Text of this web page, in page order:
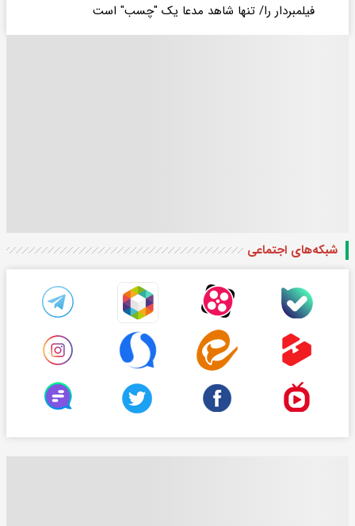
فیلمبردار را/ تنها شاهد مدعا یک "چسب" است
شبکه‌های اجتماعی